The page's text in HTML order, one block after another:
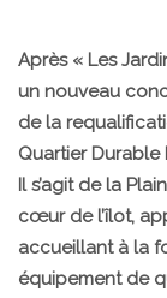
Après « Les
un nouveau
de la
Quartier Durable
Il s’agit de la
cœur de l’îlot,
accueillant à la
équipement de